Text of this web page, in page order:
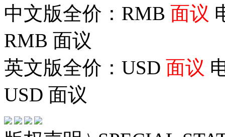
中文版全价：RMB 面议
RMB 面议
英文版全价：USD 面议
USD 面议